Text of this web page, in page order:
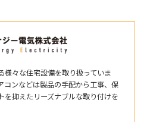
様々な住宅設備を取り扱っていま
コンなどは製品の手配から工事、保
を抑えたリーズナブルな取り付けを